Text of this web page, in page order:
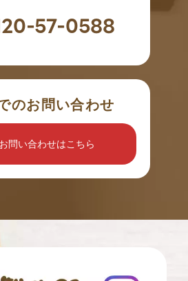
57-0588
のお問い合わせ
お問い合わせはこちら